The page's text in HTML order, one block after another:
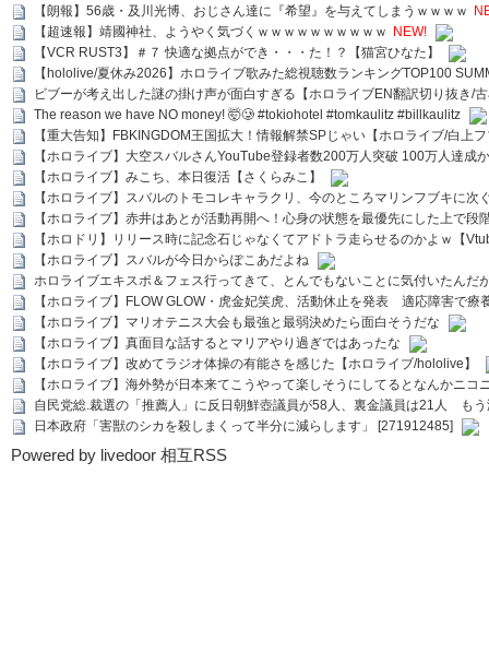
【朗報】56歳・及川光博、おじさん達に『希望』を与えてしまうｗｗｗｗ
【超速報】靖國神社、ようやく気づくｗｗｗｗｗｗｗｗｗｗ
NEW!
【VCR RUST3】＃７ 快適な拠点ができ・・・た！？【猫宮ひなた】
【hololive/夏休み2026】ホロライブ歌みた総視聴数ランキングTOP100
ビブーが考え出した謎の掛け声が面白すぎる【ホロライブEN翻訳切り抜き/
The reason we have NO money! 🤯🥲 #tokiohotel #tomkaulitz #billkaulitz
【重大告知】FBKINGDOM王国拡大！情報解禁SPじゃい【ホロライブ/白上
【ホロライブ】大空スバルさんYouTube登録者数200万人突破 100万人達成
【ホロライブ】みこち、本日復活【さくらみこ】
【ホロライブ】スバルのトモコレキャラクリ、今のところマリンフブキに
【ホロライブ】赤井はあとが活動再開へ！心身の状態を最優先にした上で段
【ホロドリ】リリース時に記念石じゃなくてアドトラ走らせるのかよｗ【
【ホロライブ】スバルが今日からぽこあだよね
ホロライブエキスポ＆フェス行ってきて、とんでもないことに気付いたんだ
【ホロライブ】FLOW GLOW・虎金妃笑虎、活動休止を発表 適応障害で療
【ホロライブ】マリオテニス大会も最強と最弱決めたら面白そうだな
【ホロライブ】真面目な話するとマリアやり過ぎではあったな
【ホロライブ】改めてラジオ体操の有能さを感じた【ホロライブ/hololive】
【ホロライブ】海外勢が日本来てこうやって楽しそうにしてるとなんかニコ
自民党総.裁選の「推薦人」に反日朝鮮壺議員が58人、裏金議員は21人 も
日本政府「害獣のシカを殺しまくって半分に減らします」 [271912485]
Powered by livedoor 相互RSS